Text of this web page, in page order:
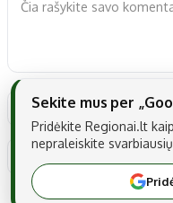
Noriu savo interneto
Sekite mus per
Pridėkite Regionai.lt
nepraleiskite